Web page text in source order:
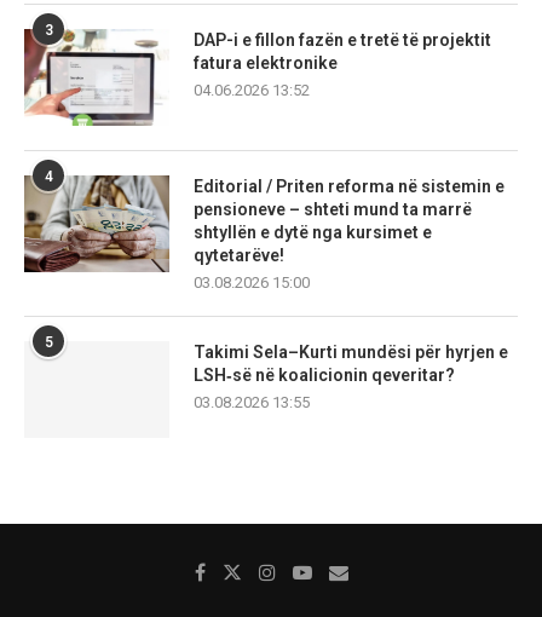
3
DAP-i e fillon fazën e tretë të projektit
fatura elektronike
04.06.2026 13:52
4
Editorial / Priten reforma në sistemin e
pensioneve – shteti mund ta marrë
shtyllën e dytë nga kursimet e
qytetarëve!
03.08.2026 15:00
5
Takimi Sela–Kurti mundësi për hyrjen e
LSH‑së në koalicionin qeveritar?
03.08.2026 13:55